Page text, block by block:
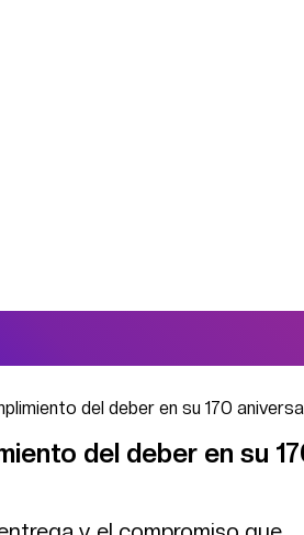
del deber en su 170
del deber en su